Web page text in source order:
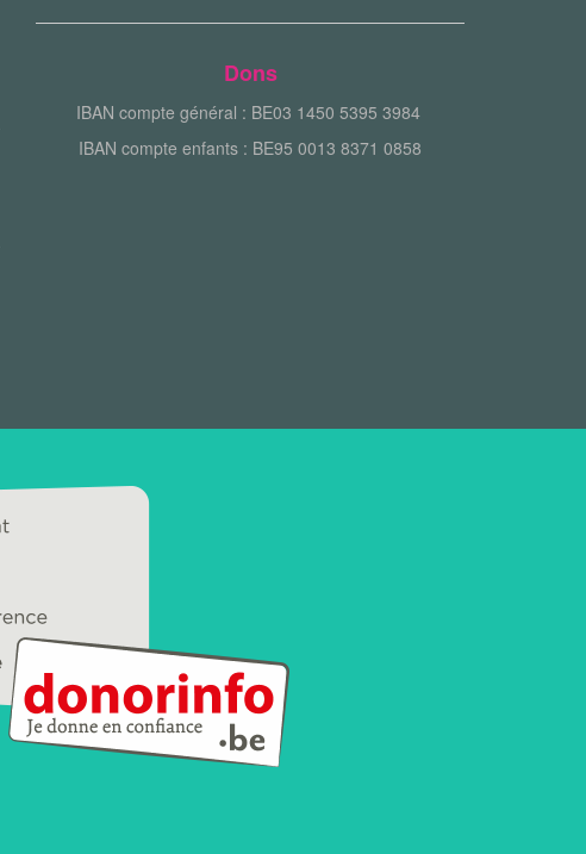
Dons
IBAN compte général : BE03 1450 5395 3984
IBAN compte enfants : BE95 0013 8371 0858